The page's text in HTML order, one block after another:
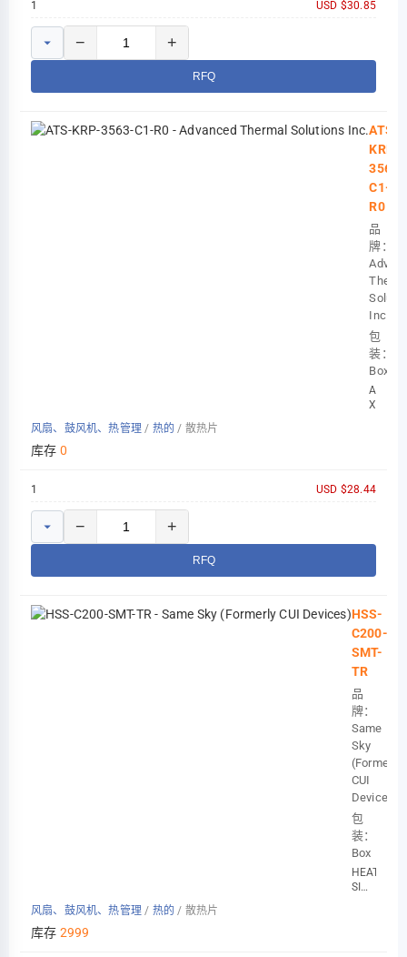
1 USD $30.85
− +
RFQ
ATS-
KRP-
3563-
C1-
R0
品
牌：
Inc.
包
装：
Box
AMD
XILINX
风扇、鼓风机、热管理 / 热的 / 散热片
库存 0
1 USD $28.44
− +
RFQ
HSS-
C200-
SMT-
TR
品
牌：
Same
Sky
(Formerly
CUI
Devices)
包
装：
Box
HEAT
SINK,
风扇、鼓风机、热管理 / 热的 / 散热片
库存 2999